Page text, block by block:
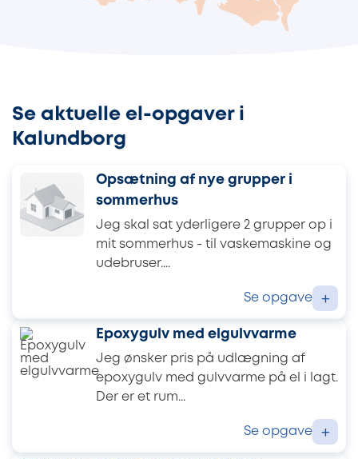
Se aktuelle el-opgaver i
Kalundborg
Opsætning af nye grupper i
sommerhus
Jeg skal sat yderligere 2 grupper op i
mit sommerhus - til vaskemaskine og
udebruser....
Se opgave +
Epoxygulv med elgulvvarme
Jeg ønsker pris på udlægning af
epoxygulv med gulvvarme på el i lagt.
Der er et rum...
Se opgave +